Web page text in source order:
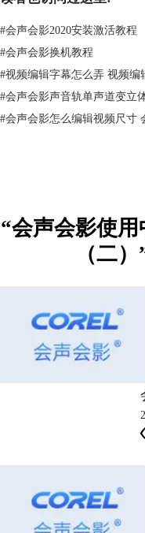
是怎么回事？
这是因为电脑配置较低，如
10、为什么在AV连接摄象机
法扫描摄象机？
#会声会影2020安装激活教程
#会声会影换机教程
#视频编辑字幕怎么弄 视频编
#会声会影声音轨单声道变立
#会声会影怎么编辑视频尺寸
“会声会影使
（二